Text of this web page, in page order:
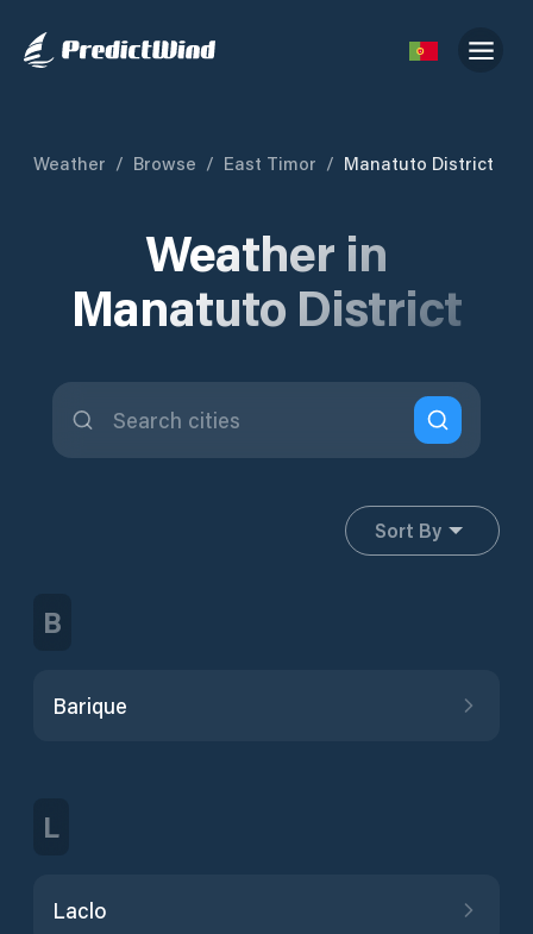
Weather / Browse / East Timor / Manatuto District
Weather in
Manatuto District
Sort By
B
Barique
L
Laclo